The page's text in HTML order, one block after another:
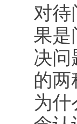
对
果
决
的
为